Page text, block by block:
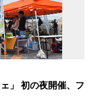
」 初の夜開催、フ